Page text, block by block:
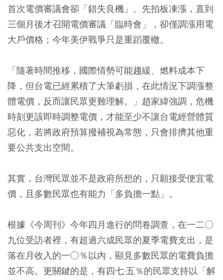
首次電價審議會卻「錯失良機」、先拍板凍漲，直到
三個月後才召開電價審議「臨時會」，卻僅調漲用電
大戶價格；今年美伊戰爭只是重蹈覆轍。
「隨著時間推移，國際情勢可能趨緩、燃料成本下
降，但台電已經累積了大筆虧損，在此情況下調漲整
體電價，反而讓民眾更難理解。」趙家緯強調，危機
時刻更該即時調整電價，才能至少不讓台電經營體質
惡化，若將政府預算撥補視為常態，只會排擠其他重
要公共支出空間。
其實，台灣民眾並不是政府所想的，只願接受便宜電
價，且多數民眾也有能力「多負擔一點」。
根據《今周刊》今年四月進行的問卷調查，在一二○
九位受訪者裡，有超過六成民眾的夏季電費支出，是
落在月收入的一○％以內，顯見多數民眾的電費負擔
並不高。更關鍵的是，有四七·五％的民眾支持以「解